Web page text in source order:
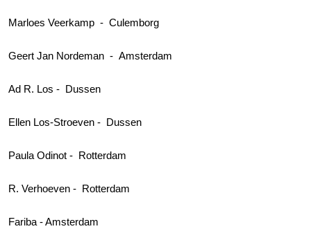
Marloes Veerkamp - Culemborg
Geert Jan Nordeman - Amsterdam
Ad R. Los - Dussen
Ellen Los-Stroeven - Dussen
Paula Odinot - Rotterdam
R. Verhoeven - Rotterdam
Fariba - Amsterdam